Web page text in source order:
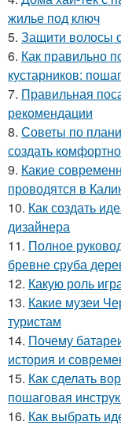
жилье под ключ
5. Защити волосы
6. Как правильно
кустарников:
7. Правильная
рекомендации
8. Советы по
создать
9. Какие
проводятся в
10. Как создать
дизайнера
11. Полное
бревне сруба
12. Какую роль
13. Какие музеи
туристам
14. Почему
история и
15. Как сделать
пошаговая
16. Как выбрать